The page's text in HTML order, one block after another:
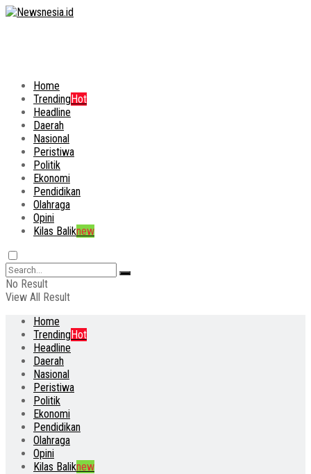
Home
TrendingHot
Headline
Daerah
Nasional
Peristiwa
Politik
Ekonomi
Pendidikan
Olahraga
Opini
Kilas Baliknew
No Result
View All Result
Home
TrendingHot
Headline
Daerah
Nasional
Peristiwa
Politik
Ekonomi
Pendidikan
Olahraga
Opini
Kilas Baliknew